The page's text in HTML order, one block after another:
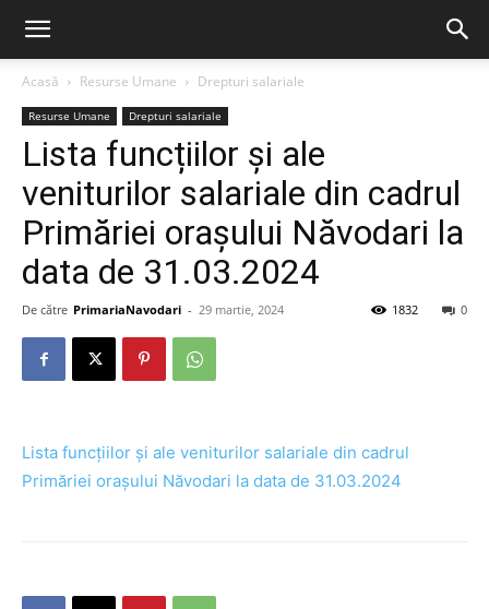
Acasă Resurse Umane Drepturi salariale
Resurse Umane Drepturi salariale
Lista funcțiilor și ale
veniturilor salariale din cadrul
Primăriei orașului Năvodari la
data de 31.03.2024
De către PrimariaNavodari - 29 martie, 2024 0
1832
Lista funcțiilor și ale veniturilor salariale din cadrul
Primăriei orașului Năvodari la data de 31.03.2024